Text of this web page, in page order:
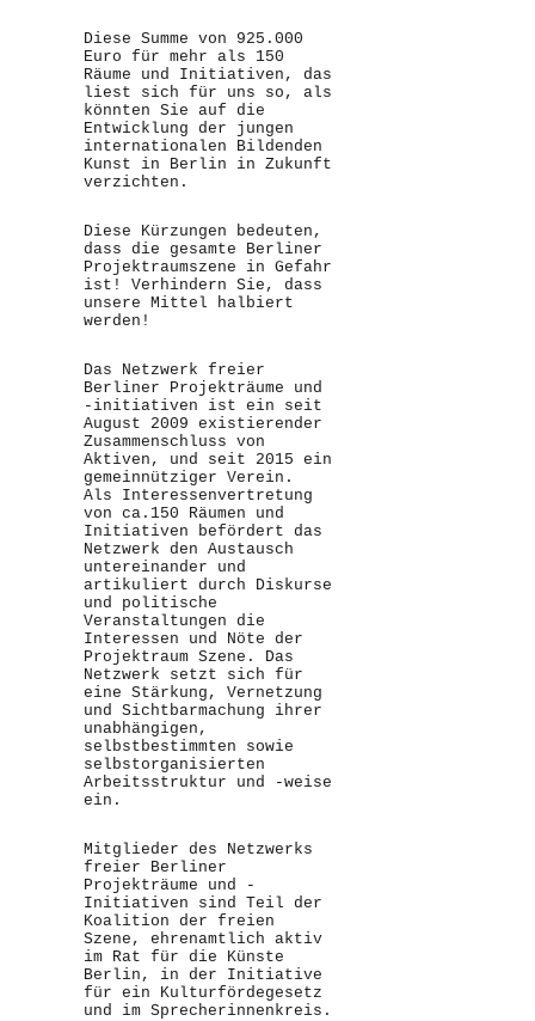
Diese Summe von 925.000
Euro für mehr als 150
Räume und Initiativen, das
liest sich für uns so, als
könnten Sie auf die
Entwicklung der jungen
internationalen Bildenden
Kunst in Berlin in Zukunft
verzichten.
Diese Kürzungen bedeuten,
dass die gesamte Berliner
Projektraumszene in Gefahr
ist! Verhindern Sie, dass
unsere Mittel halbiert
werden!
Das Netzwerk freier
Berliner Projekträume und
-initiativen ist ein seit
August 2009 existierender
Zusammenschluss von
Aktiven, und seit 2015 ein
gemeinnütziger Verein.
Als Interessenvertretung
von ca.150 Räumen und
Initiativen befördert das
Netzwerk den Austausch
untereinander und
artikuliert durch Diskurse
und politische
Veranstaltungen die
Interessen und Nöte der
Projektraum Szene. Das
Netzwerk setzt sich für
eine Stärkung, Vernetzung
und Sichtbarmachung ihrer
unabhängigen,
selbstbestimmten sowie
selbstorganisierten
Arbeitsstruktur und -weise
ein.
Mitglieder des Netzwerks
freier Berliner
Projekträume und -
Initiativen sind Teil der
Koalition der freien
Szene, ehrenamtlich aktiv
im Rat für die Künste
Berlin, in der Initiative
für ein Kulturfördegesetz
und im Sprecherinnenkreis.